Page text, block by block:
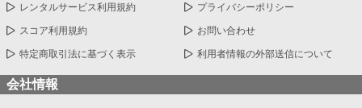
レンタルサービス利用規約 プライバシーポリシー
スコア利用規約 お問い合わせ
特定商取引法に基づく表示 利用者情報の外部送信について
会社情報